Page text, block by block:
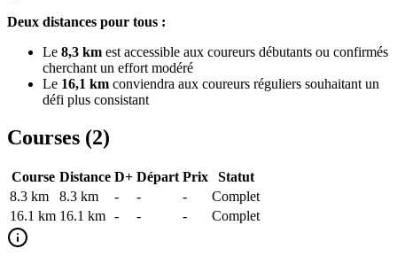
Deux distances pour tous :
Le 8,3 km est accessible aux coureurs débutants ou confirmés
cherchant un effort modéré
Le 16,1 km conviendra aux coureurs réguliers souhaitant un
défi plus consistant
Courses (2)
Course Distance D+ Départ Prix
Statut
8.3 km
8.3 km - - -
Complet
16.1 km 16.1 km - - - Complet